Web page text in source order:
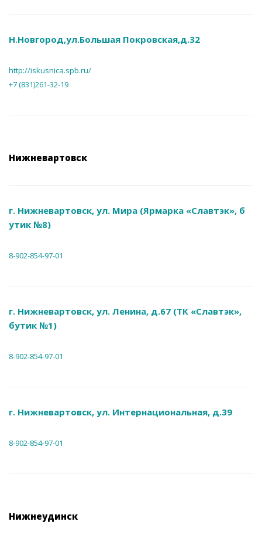
Н.Новгород,ул.Большая Покровская,д.32
http://iskusnica.spb.ru/
+7 (831)261-32-19
Нижневартовск
г. Нижневартовск, ул. Мира (Ярмарка «Славтэк», б
утик №8)
8-902-854-97-01
г. Нижневартовск, ул. Ленина, д.67 (ТК «Славтэк»,
бутик №1)
8-902-854-97-01
г. Нижневартовск, ул. Интернациональная, д.39
8-902-854-97-01
Нижнеудинск